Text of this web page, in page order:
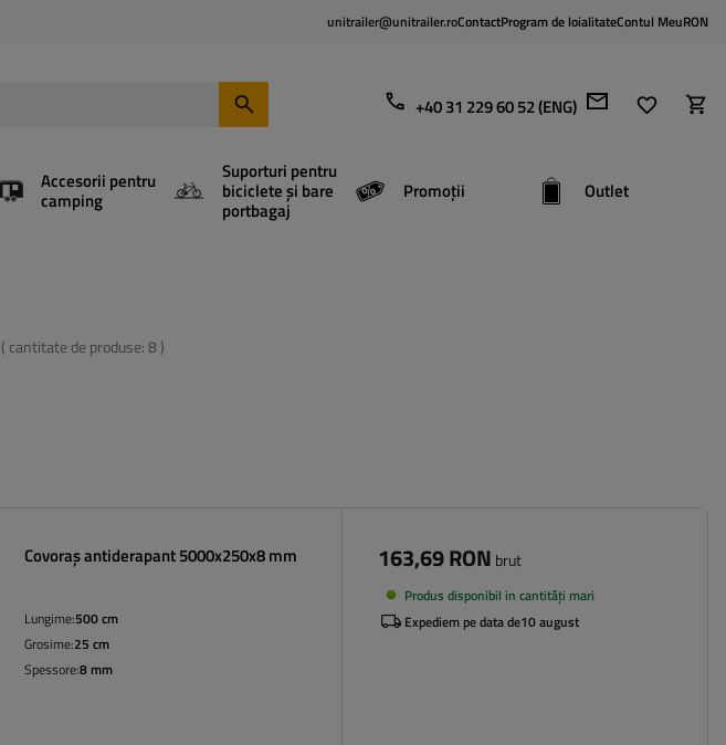
unitrailer@unitrailer.roContactProgram de loialitateContul MeuRON
+40 31 229 60 52 (ENG)
Accesorii pentru
camping
Suporturi pentru
biciclete și bare
portbagaj
Promoții Outlet
( cantitate de produse:8 )
Covoraș antiderapant 5000x250x8 mm
Lungime:500 cm
Grosime:25 cm
Spessore:8 mm
163,69 RON brut
Produs disponibil in cantități mari
Expediem pe data de10 august